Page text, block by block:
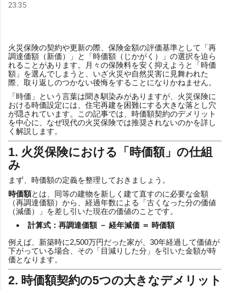
23:35
火災保険の契約や更新の際、保険金額の評価基準として「再
調達価額（新価）」と「時価額（じかがく）」の選択を迫ら
れることがあります。月々の保険料を安く抑えようと「時価
額」を選んでしまうと、いざ火災や自然災害に見舞われた
際、取り返しのつかない後悔をすることになりかねません。
「時価」という言葉は聞き馴染みがありますが、火災保険に
おける時価設定には、住宅再建を困難にする大きな落とし穴
が隠されています。この記事では、時価額契約のデメリット
を中心に、なぜ現代の火災保険では推奨されないのかを詳し
く解説します。
1. 火災保険における「時価額」の仕組
み
まず、時価額の定義を整理しておきましょう。
時価額とは、同等の建物を新しく建て直すのに必要な金額
（再調達価額）から、経過年数による「古くなった分の価値
（減価）」を差し引いた現在の価値のことです。
計算式：再調達価額 － 経年減価 ＝ 時価額
例えば、新築時に2,500万円だった家が、30年経過して価値が
下がっている場合、その「目減りした分」を引いた金額が時
価となります。
2. 時価額契約の5つの大きなデメリット